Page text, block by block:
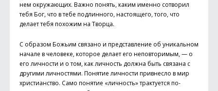
нем окружающих. Важно понять, каким именно сотворил
тебя Бог, что в тебе подлинного, настоящего, того, что
делает тебя похожим на Творца.
С образом Божьим связано и представление об уникальном
начале в человеке, которое делает его неповторимым, — о
его личности и о том, как личность должна быть связана с
другими личностями. Понятие личности привнесло в мир
христианство. Само понятие «личность» трактуется по-